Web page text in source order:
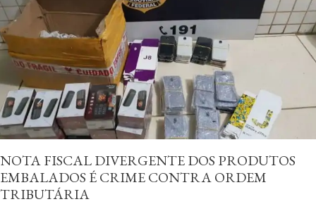
NOTA FISCAL DIVERGENTE DOS PRODUTOS
EMBALADOS É CRIME CONTRA ORDEM
TRIBUTÁRIA